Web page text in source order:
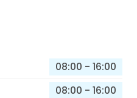
08:00 - 16:00
08:00 - 16:00